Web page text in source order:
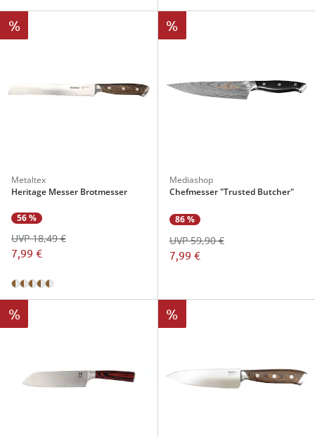
%
Metaltex
Heritage Messer Brotmesser
56 %
7,99 €
UVP 18,49 €
%
Mediashop
Chefmesser "Trusted Butcher"
86 %
7,99 €
UVP 59,90 €
% %